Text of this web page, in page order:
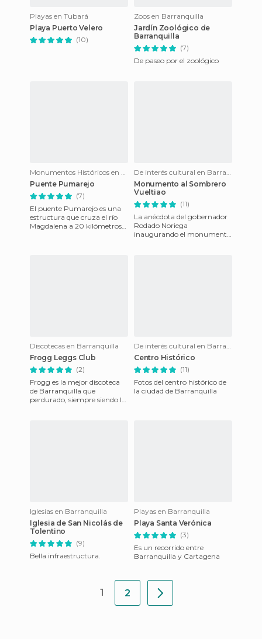
Playas en Tubará
Playa Puerto Velero
(10)
Zoos en Barranquilla
Jardín Zoológico de
Barranquilla
(7)
De paseo por el zoológico
Monumentos Históricos en Barranquilla
Puente Pumarejo
(7)
El puente Pumarejo es una
estructura que cruza el río
Magdalena a 20 kilómetros
De interés cultural en Barranquilla
Monumento al Sombrero
Vueltiao
(11)
La anécdota del gobernador
Rodado Noriega
inaugurando el monumento
Discotecas en Barranquilla
Frogg Leggs Club
(2)
Frogg es la mejor discoteca
de Barranquilla que
perdurado, siempre siendo la
De interés cultural en Barranquilla
Centro Histórico
(11)
Fotos del centro histórico de
la ciudad de Barranquilla
Iglesias en Barranquilla
Iglesia de San Nicolás de
Tolentino
(9)
Bella infraestructura.
Playas en Barranquilla
Playa Santa Verónica
(3)
Es un recorrido entre
Barranquilla y Cartagena
1 2